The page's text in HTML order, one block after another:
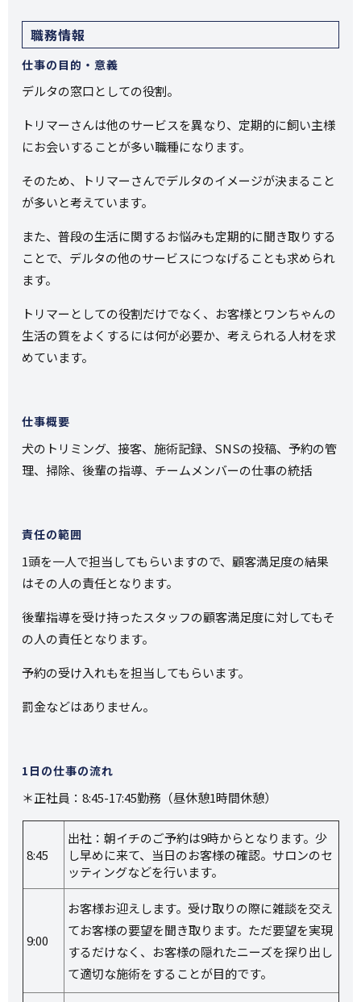
職務情報
仕事の目的・意義
デルタの窓口としての役割。
トリマーさんは他のサービスを異なり、定期的に飼い主様
にお会いすることが多い職種になります。
そのため、トリマーさんでデルタのイメージが決まること
が多いと考えています。
また、普段の生活に関するお悩みも定期的に聞き取りする
ことで、デルタの他のサービスにつなげることも求められ
ます。
トリマーとしての役割だけでなく、お客様とワンちゃんの
生活の質をよくするには何が必要か、考えられる人材を求
めています。
仕事概要
犬のトリミング、接客、施術記録、SNSの投稿、予約の管
理、掃除、後輩の指導、チームメンバーの仕事の統括
責任の範囲
1頭を一人で担当してもらいますので、顧客満足度の結果
はその人の責任となります。
後輩指導を受け持ったスタッフの顧客満足度に対してもそ
の人の責任となります。
予約の受け入れもを担当してもらいます。
罰金などはありません。
1日の仕事の流れ
＊正社員：8:45-17:45勤務（昼休憩1時間休憩）
8:45
出社：朝イチのご予約は9時からとなります。少
し早めに来て、当日のお客様の確認。サロンのセ
ッティングなどを行います。
9:00
お客様お迎えします。受け取りの際に雑談を交え
てお客様の要望を聞き取ります。ただ要望を実現
するだけなく、お客様の隠れたニーズを探り出し
て適切な施術をすることが目的です。